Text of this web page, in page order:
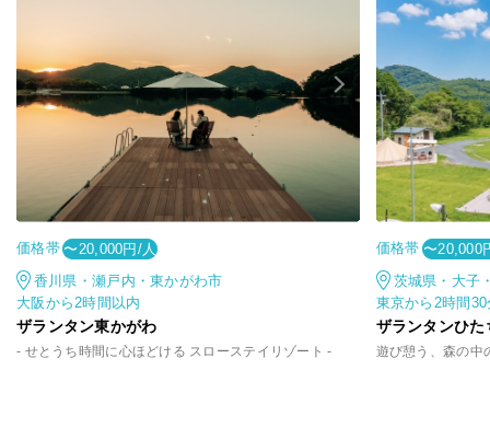
価格帯 〜20,000円/人
香川県・瀬戸内・東かがわ市
大阪から2時間以内
ザランタン東かがわ
- せとうち時間に心ほどける スローステイリゾート -
価格帯 〜20,000
茨城県・大子
東京から2時間
ザランタンひ